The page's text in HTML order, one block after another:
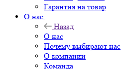
Гарантия на товар
О нас
Назад
О нас
Почему выбирают нас
О компании
Команда